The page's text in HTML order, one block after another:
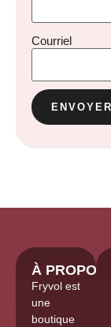
Courriel
À PROPOS
Fryvol est
une
boutique